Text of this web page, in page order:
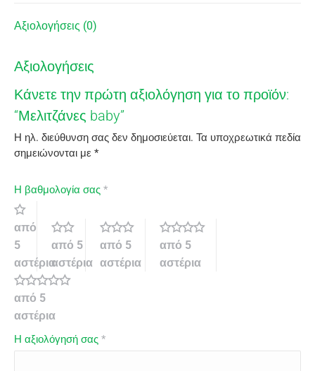
Αξιολογήσεις (0)
Αξιολογήσεις
Κάνετε την πρώτη αξιολόγηση για το προϊόν:
“Μελιτζάνες baby”
Η ηλ. διεύθυνση σας δεν δημοσιεύεται. Τα υποχρεωτικά πεδία
σημειώνονται με *
Η βαθμολογία σας *
από
5
αστέρια
από 5
αστέρια
από 5
αστέρια
από 5
αστέρια
από 5
αστέρια
Η αξιολόγησή σας *